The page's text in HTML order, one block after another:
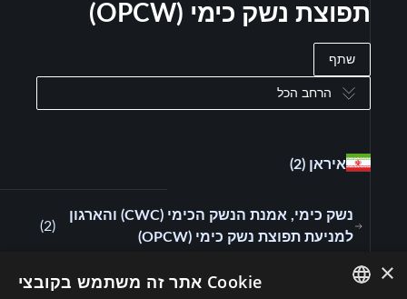
תפוצת נשק כימי (OPCW)
שתף
הרחב הכל
איראן (2)
נשק כימי, אמנת הנשק הכימי (CWC) והארגון
למניעת תפוצת נשק כימי (OPCW)
(
2
)
× אתר זה משתמש בקובצי Cookie